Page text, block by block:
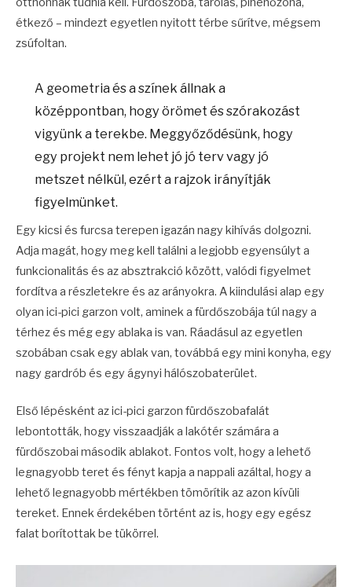
étkező – mindezt egyetlen nyitott térbe sűrítve, mégsem
zsúfoltan.
A geometria és a színek állnak a
középpontban, hogy örömet és szórakozást
vigyünk a terekbe. Meggyőződésünk, hogy
egy projekt nem lehet jó jó terv vagy jó
metszet nélkül, ezért a rajzok irányítják
figyelmünket.
Egy kicsi és furcsa terepen igazán nagy kihívás dolgozni.
Adja magát, hogy meg kell találni a legjobb egyensúlyt a
funkcionalitás és az absztrakció között, valódi figyelmet
fordítva a részletekre és az arányokra. A kiindulási alap egy
olyan ici-pici garzon volt, aminek a fürdőszobája túl nagy a
térhez és még egy ablaka is van. Ráadásul az egyetlen
szobában csak egy ablak van, továbbá egy mini konyha, egy
nagy gardrób és egy ágynyi hálószobaterület.
Első lépésként az ici-pici garzon fürdőszobafalát
lebontották, hogy visszaadják a lakótér számára a
fürdőszobai második ablakot. Fontos volt, hogy a lehető
legnagyobb teret és fényt kapja a nappali azáltal, hogy a
lehető legnagyobb mértékben tömörítik az azon kívüli
tereket. Ennek érdekében történt az is, hogy egy egész
falat borítottak be tükörrel.